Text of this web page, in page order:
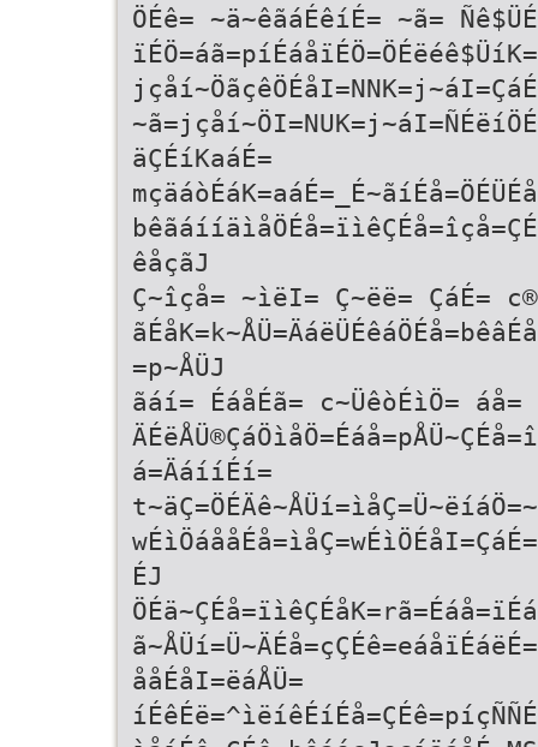
ÖÉê= ~ä~êãáÉêíÉ= ~ã=
äÇÉíKaáÉ=
êåçãJ
Ç~îçå= ~ìëI= Ç~ëë= ÇáÉ=
=p~ÅÜJ
ãáí= ÉáåÉã= c~ÜêòÉìÖ= áå=
á=ÄáííÉí=
ÉJ
ååÉåI=ëáÅÜ=